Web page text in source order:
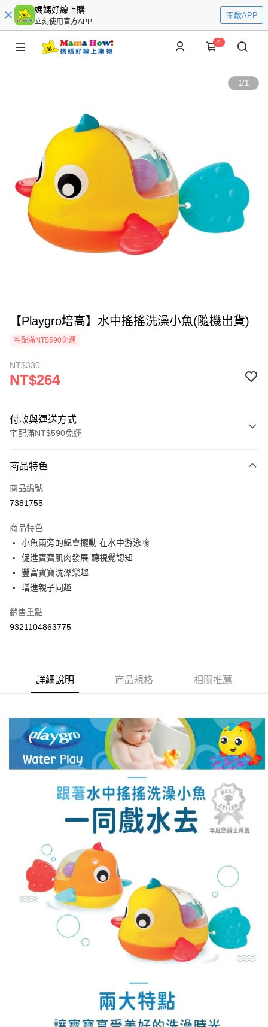
媽媽好線上購
立刻使用官方APP
開啟APP
0
1/1
【Playgro培高】水中搖搖洗澡小魚(隨機出貨)
宅配滿NT$590免運
NT$330
NT$264
付款與運送方式
宅配滿NT$590免運
信用卡一次付款
LINE Pay
街口支付
悠遊付
Google Pay
AFTEE先享後付
２．便利：只要手機號碼，簡訊認證，即可結帳。
１．於結帳方式選擇「AFTEE先享後付」後，將跳轉至「AFTEE先享後付」
結帳頁面，進行簡訊認證並確認金額後，即可完成結帳。
２．訂單成立數日內，您將收到繳費通知簡訊。
３．收到繳費通知簡訊後14天內，點擊此簡訊中的連結，可透過四大超商／
ATM／網路銀行／等多元方式進行付款，方視為交易完成。
購買商品的店家。未經商家同意取消之訂單仍視為有效，需透過AFTEE先享
後付繳納相關費用。
※ 交易是否成功請以「AFTEE先享後付 」之結帳頁面顯示為準，若有關於
是否繳費成功／繳費後需取消欲退款等相關疑問，請聯繫「AFTEE先享後付
https://netprotections.freshdesk.com/support/home
【注意事項】
１．透過由恩沛科技股份有限公司提供之「AFTEE先享後付」服務完成之交
易，需依本服務之必要範圍內提供個人資料，並將交易相關給付款項請求債
權轉讓予恩沛科技股份有限公司。
２．關於個人資料處理事宜，請瀏覽以下網址：
https://aftee.tw/terms/#terms3
３．未成年的使用者請事先徵得法定代理人或監護人之同意方可使用
「AFTEE先享後付」，若未經同意申辦者引起之損失，本公司不負相關責
４．使用「AFTEE先享後付」時，將依據個別帳號之用戶狀況，依本公司即
時審查核予不同之上限額度；若仍有額度不足之情形，本公司將視審查結果
恩沛科技股份有限公司將有權停止該用戶之使用額度並採取法律行動。
離島宅配
每筆NT$150，滿NT$890(含以上)免運費
商品特色
商品編號
7381755
商品特色
小魚兩旁的鰓會擺動 在水中游泳唷
促進寶寶肌肉發展 聽視覺認知
豐富寶寶洗澡樂趣
增進親子同趣
銷售重點
9321104863775
詳細說明 商品規格 相關推薦